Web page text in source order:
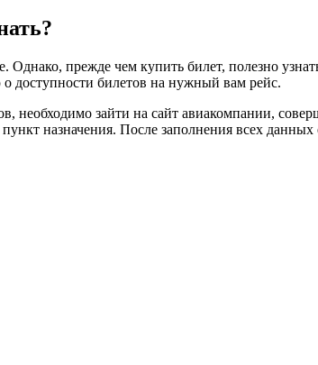
прежде чем купить билет, полезно
доступности билетов на нужный вам рейс.
необходимо зайти на сайт авиакомпании,
назначения. После заполнения всех